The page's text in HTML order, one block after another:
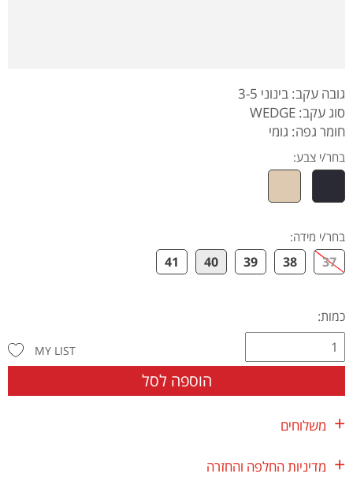
גובה עקב: בינוני 3-5
סוג עקב: WEDGE
חומר גפה: גומי
בחר/י צבע:
בחר/י מידה:
37
38
39
40
41
כמות:
הוספה לסל
MY LIST
משלוחים
מדיניות החלפה והחזרה